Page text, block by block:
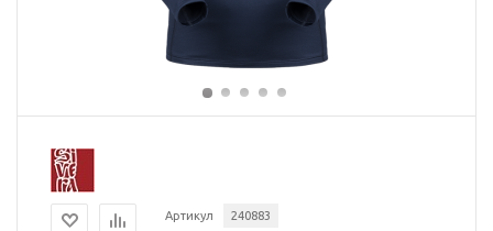
Артикул 240883